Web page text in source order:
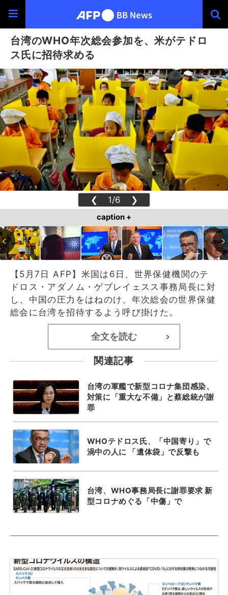
台湾のWHO年次総会参加を、米がテドロ
ス氏に招待求める
❮ 1/6 ❯
caption +
【5月7日 AFP】米国は6日、世界保健機関のテ
ドロス・アダノム・ゲブレイェスス事務局長に対
し、中国の圧力をはねのけ、年次総会の世界保健
総会に台湾を招待するよう呼び掛けた。
全文を読む >
関連記事
台湾の軍艦で新型コロナ集団感染、
対策に「重大な不備」と蔡総統が謝
罪
WHOテドロス氏、「中国寄り」で
渦中の人に 「遺体袋」で反撃も
台湾、WHO事務局長に謝罪要求 新
型コロナめぐる「中傷」で